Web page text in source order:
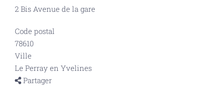
2 Bis Avenue de la gare
Code postal
78610
Ville
Le Perray en Yvelines
Partager